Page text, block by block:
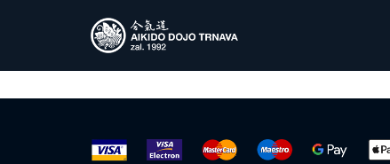
Compellingly e-enable distributed deliverables
resources. Professionally administrate business web